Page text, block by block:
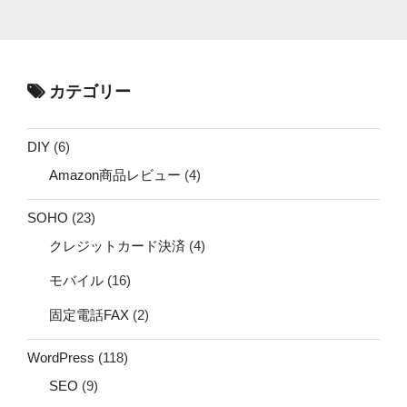
カテゴリー
DIY (6)
Amazon商品レビュー (4)
SOHO (23)
クレジットカード決済 (4)
モバイル (16)
固定電話FAX (2)
WordPress (118)
SEO (9)